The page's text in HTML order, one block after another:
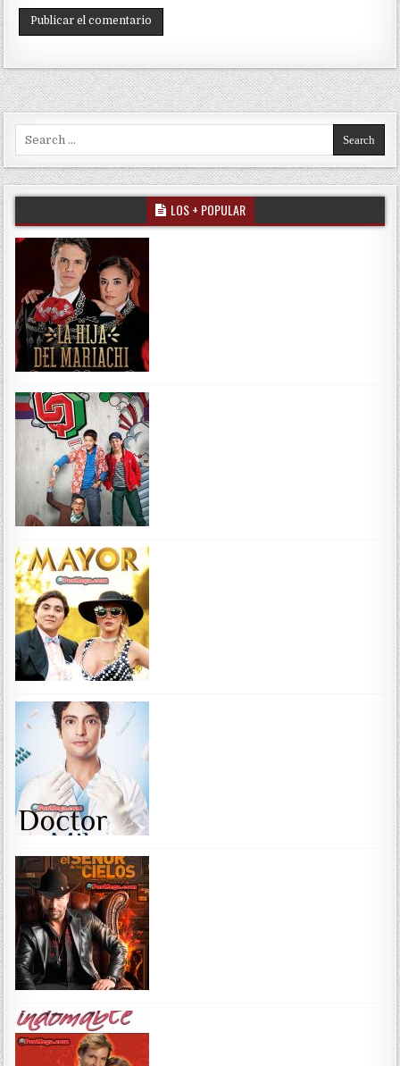
Search for:
LOS + POPULAR